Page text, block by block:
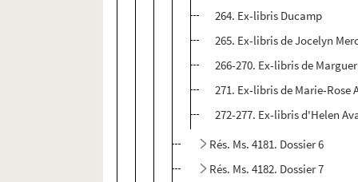
264. Ex-libris Ducamp
265. Ex-libris de Jocelyn
266-270. Ex-libris de
271. Ex-libris de Marie-Rose
272-277. Ex-libris d'Helen
Rés. Ms. 4181. Dossier 6
Rés. Ms. 4182. Dossier 7